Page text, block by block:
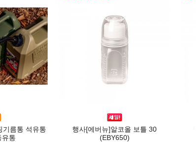
기름통 석유통
유통
행사[에버뉴]알코올 보틀 30
(EBY650)